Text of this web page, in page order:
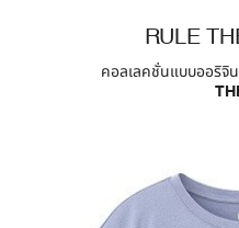
RULE
คอลเลคชั่นแบบออริจิ